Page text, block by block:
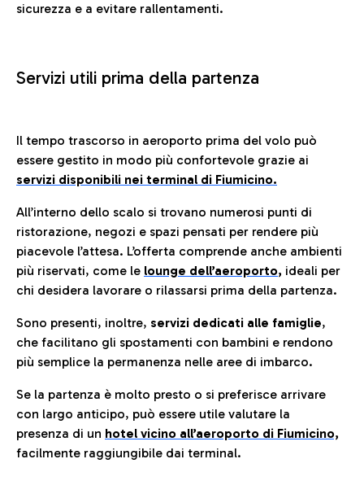
sicurezza e a evitare rallentamenti.
Servizi utili prima della partenza
Il tempo trascorso in aeroporto prima del volo può
essere gestito in modo più confortevole grazie ai
servizi disponibili nei terminal di Fiumicino.
All’interno dello scalo si trovano numerosi punti di
ristorazione, negozi e spazi pensati per rendere più
piacevole l’attesa. L’offerta comprende anche ambienti
più riservati, come le lounge dell’aeroporto, ideali per
chi desidera lavorare o rilassarsi prima della partenza.
Sono presenti, inoltre, servizi dedicati alle famiglie,
che facilitano gli spostamenti con bambini e rendono
più semplice la permanenza nelle aree di imbarco.
Se la partenza è molto presto o si preferisce arrivare
con largo anticipo, può essere utile valutare la
presenza di un hotel vicino all’aeroporto di Fiumicino,
facilmente raggiungibile dai terminal.